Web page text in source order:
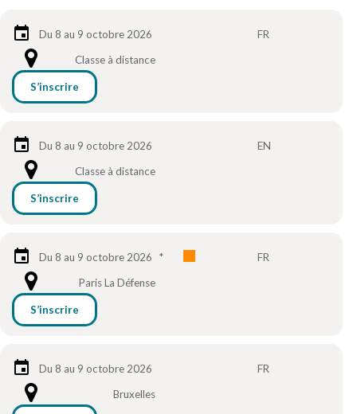
Du 8 au 9 octobre 2026
FR
Classe à distance
S’inscrire
Du 8 au 9 octobre 2026
EN
Classe à distance
S’inscrire
Du 8 au 9 octobre 2026 *
FR
Paris La Défense
S’inscrire
Du 8 au 9 octobre 2026
FR
Bruxelles